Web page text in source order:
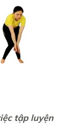
tập luyện